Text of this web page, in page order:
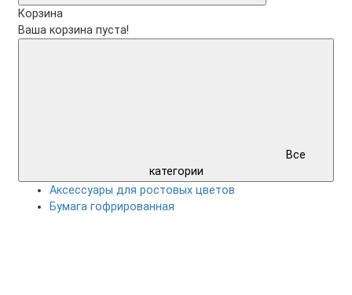
Корзина
Ваша корзина пуста!
Все
категории
Аксессуары для ростовых цветов
Бумага гофрированная